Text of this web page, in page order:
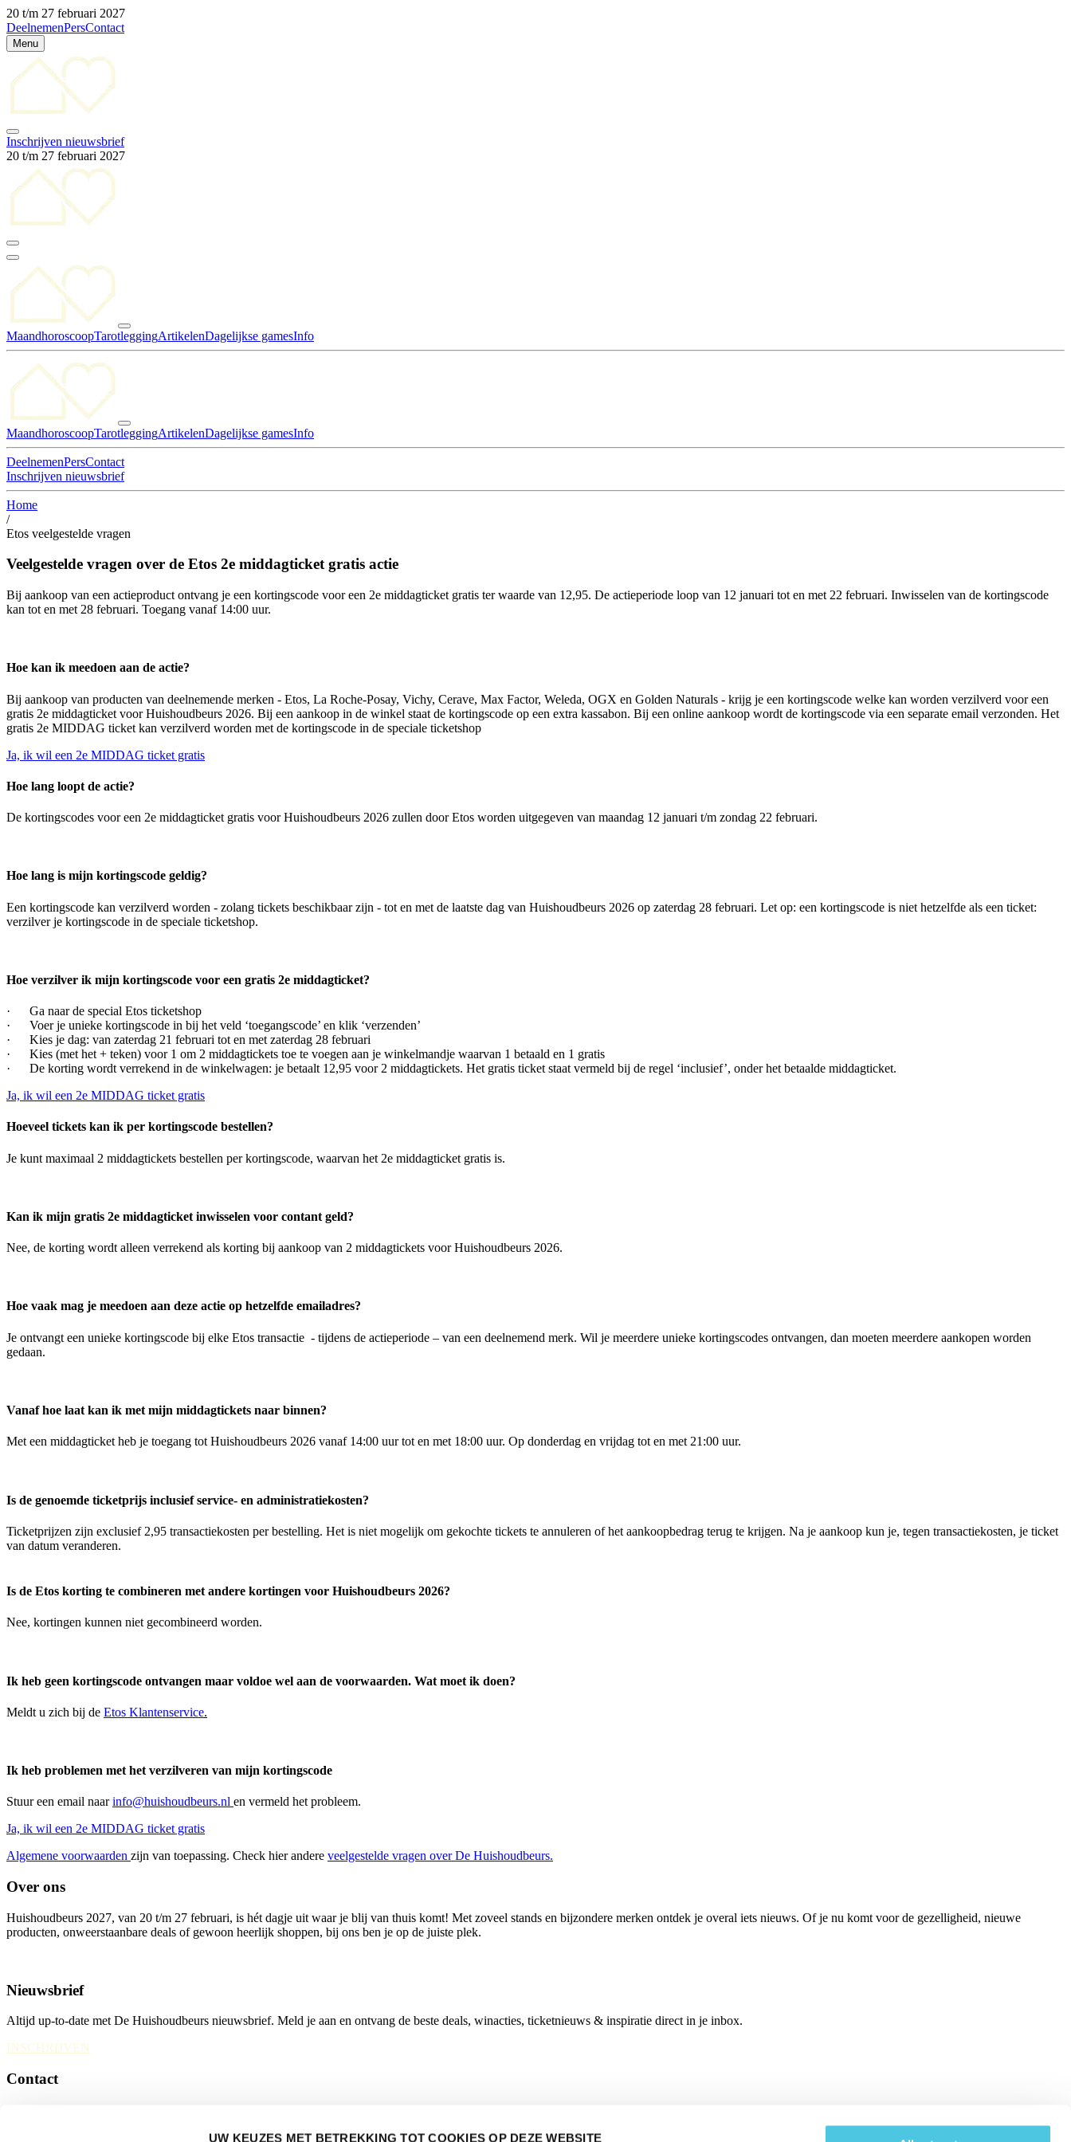
UW KEUZES MET BETREKKING TOT COOKIES OP DEZE WEBSITE
20 t/m 27 februari 2027
DeelnemenPersContact
Menu
Inschrijven nieuwsbrief
20 t/m 27 februari 2027
MaandhoroscoopTarotleggingArtikelenDagelijkse gamesInfo
MaandhoroscoopTarotleggingArtikelenDagelijkse gamesInfo
DeelnemenPersContact
Inschrijven nieuwsbrief
Home
/
Etos veelgestelde vragen
Veelgestelde vragen over de Etos 2e middagticket gratis actie
Bij aankoop van een actieproduct ontvang je een kortingscode voor een 2e middagticket gratis ter waarde van 12,95. De actieperiode loop van 12 januari tot en met 22 februari. Inwisselen van de kortingscode
kan tot en met 28 februari. Toegang vanaf 14:00 uur.
Hoe kan ik meedoen aan de actie?
Bij aankoop van producten van deelnemende merken - Etos, La Roche-Posay, Vichy, Cerave, Max Factor, Weleda, OGX en Golden Naturals - krijg je een kortingscode welke kan worden verzilverd voor een
gratis 2e middagticket voor Huishoudbeurs 2026. Bij een aankoop in de winkel staat de kortingscode op een extra kassabon. Bij een online aankoop wordt de kortingscode via een separate email verzonden. Het
gratis 2e MIDDAG ticket kan verzilverd worden met de kortingscode in de speciale ticketshop
Ja, ik wil een 2e MIDDAG ticket gratis
Hoe lang loopt de actie?
De kortingscodes voor een 2e middagticket gratis voor Huishoudbeurs 2026 zullen door Etos worden uitgegeven van maandag 12 januari t/m zondag 22 februari.
Hoe lang is mijn kortingscode geldig?
Een kortingscode kan verzilverd worden - zolang tickets beschikbaar zijn - tot en met de laatste dag van Huishoudbeurs 2026 op zaterdag 28 februari. Let op: een kortingscode is niet hetzelfde als een ticket:
verzilver je kortingscode in de speciale ticketshop.
Hoe verzilver ik mijn kortingscode voor een gratis 2e middagticket?
· Ga naar de special Etos ticketshop
· Voer je unieke kortingscode in bij het veld ‘toegangscode’ en klik ‘verzenden’
· Kies je dag: van zaterdag 21 februari tot en met zaterdag 28 februari
· Kies (met het + teken) voor 1 om 2 middagtickets toe te voegen aan je winkelmandje waarvan 1 betaald en 1 gratis
· De korting wordt verrekend in de winkelwagen: je betaalt 12,95 voor 2 middagtickets. Het gratis ticket staat vermeld bij de regel ‘inclusief’, onder het betaalde middagticket.
Ja, ik wil een 2e MIDDAG ticket gratis
Hoeveel tickets kan ik per kortingscode bestellen?
Je kunt maximaal 2 middagtickets bestellen per kortingscode, waarvan het 2e middagticket gratis is.
Kan ik mijn gratis 2e middagticket inwisselen voor contant geld?
Nee, de korting wordt alleen verrekend als korting bij aankoop van 2 middagtickets voor Huishoudbeurs 2026.
Hoe vaak mag je meedoen aan deze actie op hetzelfde emailadres?
Je ontvangt een unieke kortingscode bij elke Etos transactie - tijdens de actieperiode – van een deelnemend merk. Wil je meerdere unieke kortingscodes ontvangen, dan moeten meerdere aankopen worden
gedaan.
Vanaf hoe laat kan ik met mijn middagtickets naar binnen?
Met een middagticket heb je toegang tot Huishoudbeurs 2026 vanaf 14:00 uur tot en met 18:00 uur. Op donderdag en vrijdag tot en met 21:00 uur.
Is de genoemde ticketprijs inclusief service- en administratiekosten?
Ticketprijzen zijn exclusief 2,95 transactiekosten per bestelling. Het is niet mogelijk om gekochte tickets te annuleren of het aankoopbedrag terug te krijgen. Na je aankoop kun je, tegen transactiekosten, je ticket
van datum veranderen.
Is de Etos korting te combineren met andere kortingen voor Huishoudbeurs 2026?
Nee, kortingen kunnen niet gecombineerd worden.
Ik heb geen kortingscode ontvangen maar voldoe wel aan de voorwaarden. Wat moet ik doen?
Meldt u zich bij de Etos Klantenservice.
Ik heb problemen met het verzilveren van mijn kortingscode
Stuur een email naarinfo@huishoudbeurs.nl en vermeld het probleem.
Ja, ik wil een 2e MIDDAG ticket gratis
Algemene voorwaarden zijn van toepassing. Check hier andere veelgestelde vragen over De Huishoudbeurs.
Over ons
Huishoudbeurs 2027, van 20 t/m 27 februari, is hét dagje uit waar je blij van thuis komt! Met zoveel stands en bijzondere merken ontdek je overal iets nieuws. Of je nu komt voor de gezelligheid, nieuwe
producten, onweerstaanbare deals of gewoon heerlijk shoppen, bij ons ben je op de juiste plek.
Nieuwsbrief
Altijd up-to-date met De Huishoudbeurs nieuwsbrief. Meld je aan en ontvang de beste deals, winacties, ticketnieuws & inspiratie direct in je inbox.
INSCHRIJVEN
Contact